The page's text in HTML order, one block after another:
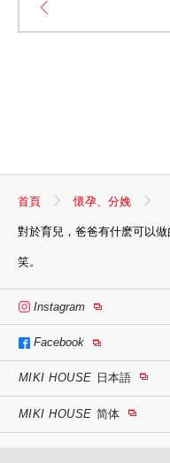
首頁 懷孕、分娩
對於育兒，爸爸有什麽可以
笑。
Instagram
Facebook
MIKI HOUSE 日本語
MIKI HOUSE 简体